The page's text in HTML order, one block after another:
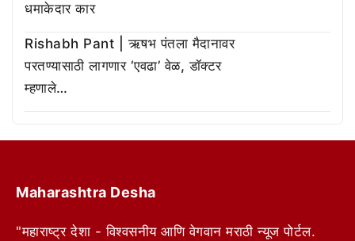
धमाकेदार कार
Rishabh Pant | ऋषभ पंतला मैदानावर
परतण्यासाठी लागणार ‘एवढा’ वेळ, डॉक्टर
म्हणाले…
Maharashtra Desha
"महाराष्ट्र देशा - विश्वसनीय आणि वेगवान मराठी न्यूज पोर्टल.